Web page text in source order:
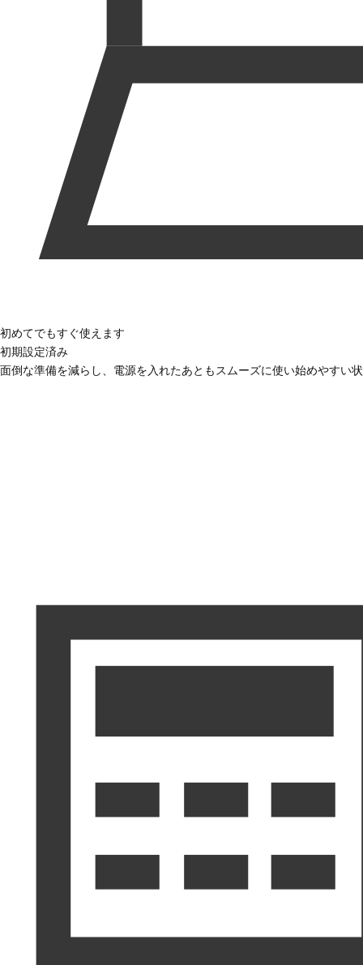
初めてでもすぐ使えます
初期設定済み
面倒な準備を減らし、電源を入れたあともスムーズに使い始めやすい